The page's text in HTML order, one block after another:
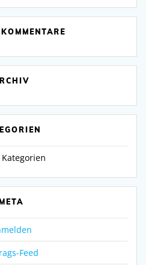
META
Feed